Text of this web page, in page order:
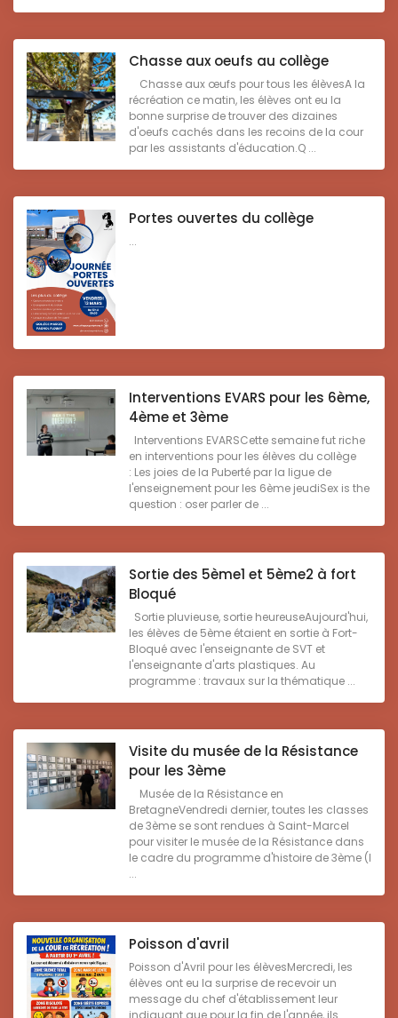
Chasse aux oeufs au collège
Chasse aux œufs pour tous les élèvesA la
récréation ce matin, les élèves ont eu la
bonne surprise de trouver des dizaines
d'oeufs cachés dans les recoins de la cour
par les assistants d'éducation.Q ...
Portes ouvertes du collège
...
Interventions EVARS pour les 6ème,
4ème et 3ème
Interventions EVARSCette semaine fut riche
en interventions pour les élèves du collège
: Les joies de la Puberté par la ligue de
l'enseignement pour les 6ème jeudiSex is the
question : oser parler de ...
Sortie des 5ème1 et 5ème2 à fort
Bloqué
Sortie pluvieuse, sortie heureuseAujourd'hui,
les élèves de 5ème étaient en sortie à Fort-
Bloqué avec l'enseignante de SVT et
l'enseignante d'arts plastiques. Au
programme : travaux sur la thématique ...
Visite du musée de la Résistance
pour les 3ème
Musée de la Résistance en
BretagneVendredi dernier, toutes les classes
de 3ème se sont rendues à Saint-Marcel
pour visiter le musée de la Résistance dans
le cadre du programme d'histoire de 3ème (l
...
Poisson d'avril
Poisson d'Avril pour les élèvesMercredi, les
élèves ont eu la surprise de recevoir un
message du chef d'établissement leur
indiquant que pour la fin de l'année, ils